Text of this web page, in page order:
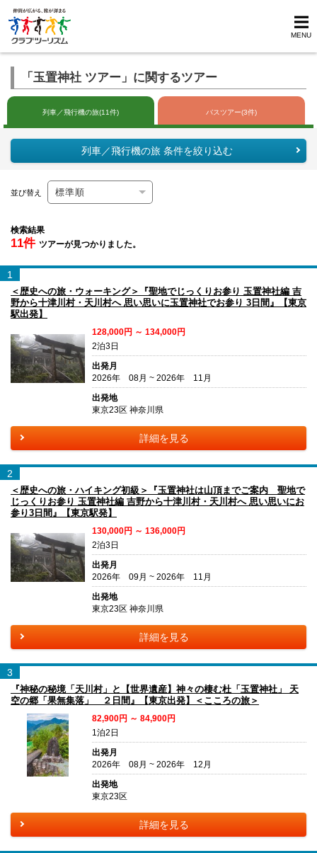
MENU
「玉置神社 ツアー」に関するツアー
列車／飛行機の旅(11件) バスツアー(3件)
列車／飛行機の旅 条件を絞り込む
並び替え
検索結果
11件 ツアーが見つかりました。
1
＜歴史への旅・ウォーキング＞『聖地でじっくりお参り 玉置神社編 吉
野から十津川村・天川村へ 思い思いに玉置神社でお参り 3日間』【東京
駅出発】
128,000円 ～ 134,000円
2泊3日
出発月
2026年 08月 ~ 2026年 11月
出発地
東京23区 神奈川県
詳細を見る
2
＜歴史への旅・ハイキング初級＞『玉置神社は山頂までご案内 聖地で
じっくりお参り 玉置神社編 吉野から十津川村・天川村へ 思い思いにお
参り3日間』【東京駅発】
130,000円 ～ 136,000円
2泊3日
出発月
2026年 09月 ~ 2026年 11月
出発地
東京23区 神奈川県
詳細を見る
3
『神秘の秘境「天川村」と【世界遺産】神々の棲む杜「玉置神社」 天
空の郷「果無集落」 ２日間』【東京出発】＜こころの旅＞
82,900円 ～ 84,900円
1泊2日
出発月
2026年 08月 ~ 2026年 12月
出発地
東京23区
詳細を見る